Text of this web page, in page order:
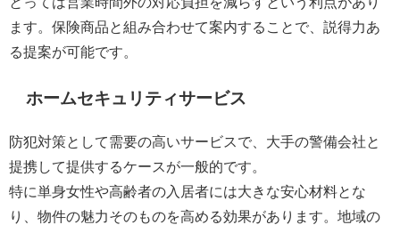
ます。保険商品と組み合わせて案内することで、説得力あ
る提案が可能です。
ホームセキュリティサービス
防犯対策として需要の高いサービスで、大手の警備会社と
提携して提供するケースが一般的です。
特に単身女性や高齢者の入居者には大きな安心材料とな
り、物件の魅力そのものを高める効果があります。地域の